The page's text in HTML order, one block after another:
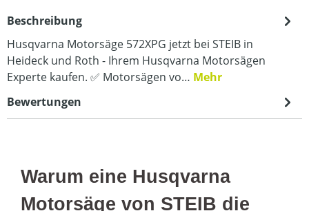
Beschreibung
Husqvarna Motorsäge 572XPG jetzt bei STEIB in
Heideck und Roth - Ihrem Husqvarna Motorsägen
Experte kaufen. ✅ Motorsägen vo… Mehr
Bewertungen
Warum eine Husqvarna
Motorsäge von STEIB die